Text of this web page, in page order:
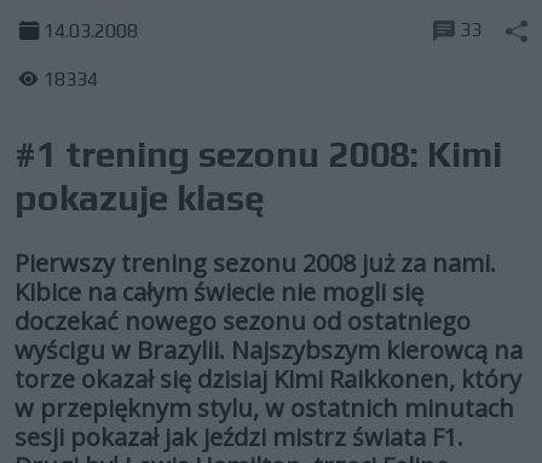
14.03.2008
18334
33
#1 trening sezonu 2008: Kimi
pokazuje klasę
Pierwszy trening sezonu 2008 już za nami.
Kibice na całym świecie nie mogli się
doczekać nowego sezonu od ostatniego
wyścigu w Brazylii. Najszybszym kierowcą na
torze okazał się dzisiaj Kimi Raikkonen, który
w przepięknym stylu, w ostatnich minutach
sesji pokazał jak jeździ mistrz świata F1.